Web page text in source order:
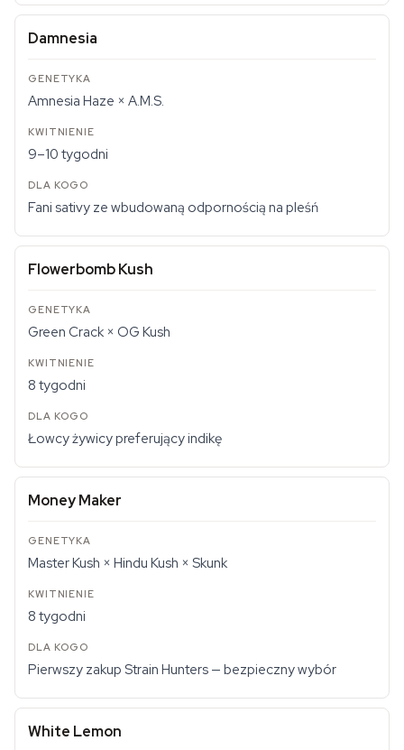
Damnesia
Amnesia Haze × A.M.S.
9–10 tygodni
Fani sativy ze wbudowaną odpornością na pleśń
Flowerbomb Kush
Green Crack × OG Kush
8 tygodni
Łowcy żywicy preferujący indikę
Money Maker
Master Kush × Hindu Kush × Skunk
8 tygodni
Pierwszy zakup Strain Hunters — bezpieczny wybór
White Lemon